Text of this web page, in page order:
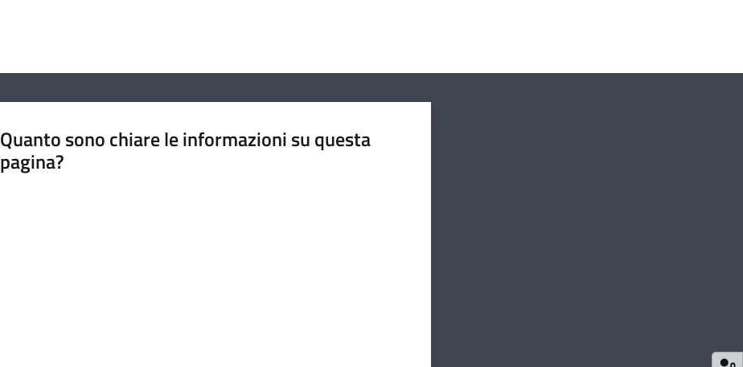
Quanto sono chiare le informazioni su questa
pagina?